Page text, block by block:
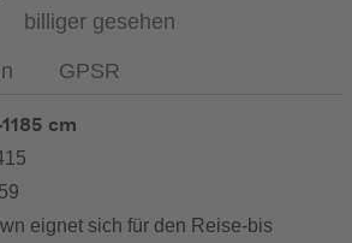
billiger gesehen
GPSR
cm
eignet sich für den Reise-bis